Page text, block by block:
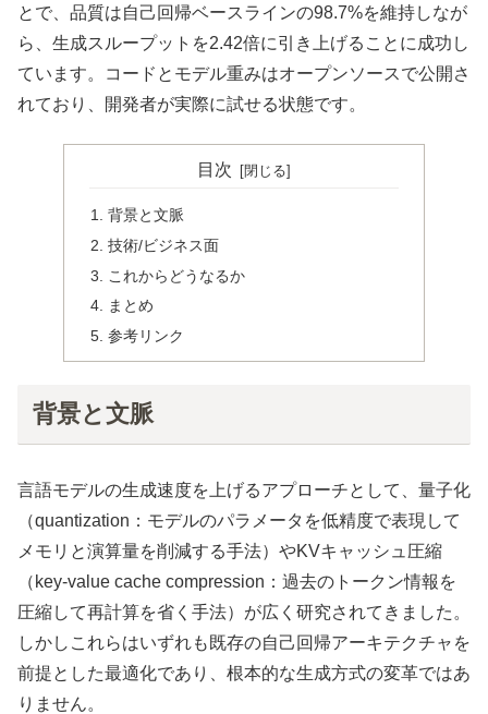
とで、品質は自己回帰ベースラインの98.7%を維持しなが
ら、生成スループットを2.42倍に引き上げることに成功し
ています。コードとモデル重みはオープンソースで公開さ
れており、開発者が実際に試せる状態です。
目次
背景と文脈
技術/ビジネス面
これからどうなるか
まとめ
参考リンク
背景と文脈
言語モデルの生成速度を上げるアプローチとして、量子化
（quantization：モデルのパラメータを低精度で表現して
メモリと演算量を削減する手法）やKVキャッシュ圧縮
（key-value cache compression：過去のトークン情報を
圧縮して再計算を省く手法）が広く研究されてきました。
しかしこれらはいずれも既存の自己回帰アーキテクチャを
前提とした最適化であり、根本的な生成方式の変革ではあ
りません。